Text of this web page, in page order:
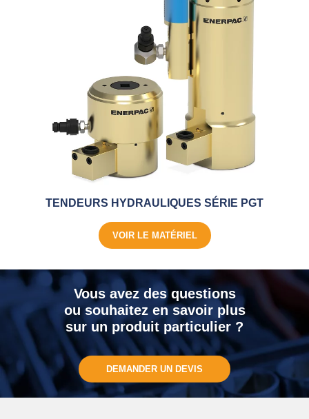
TENDEURS HYDRAULIQUES SÉRIE PGT
VOIR LE MATÉRIEL
Vous avez des questions
ou souhaitez en savoir plus
sur un produit particulier ?
DEMANDER UN DEVIS